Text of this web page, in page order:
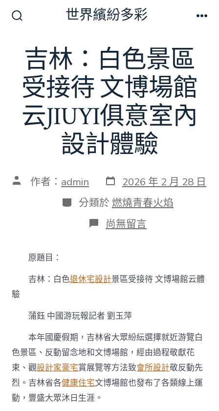
換
關
世界繽紛多彩
吉林：白色景區
受接待 文博場館
云JIUYI俱意室內
設計體驗
文 作者： admin 發
表
日
期
2026 年 2 月 28 日
分
類
分類於 燃燒青春火焰
在
〈吉
景
區
待
文
博
場
館
云
JIUYI
俱
意
尚無留言
原題目：
吉林：白色退休宅設計景區受接待 文博場館云體
驗
蒲鈺 中國游玩報記者 劉玉萍
本年國慶假期，吉林省大眾紛紜選擇就近游覽白
色景區、反動留念地和文博場館，經由過程敬獻花
束、觀設計家豪宅賞展覽等方法致會所設計敬反動先
烈。吉林省各健康住宅文博場館也發布了各類線上運
動，豐盛大眾沐日生涯。